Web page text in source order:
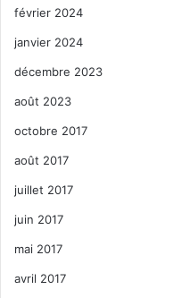
février 2024
janvier 2024
décembre 2023
août 2023
octobre 2017
août 2017
juillet 2017
juin 2017
mai 2017
avril 2017